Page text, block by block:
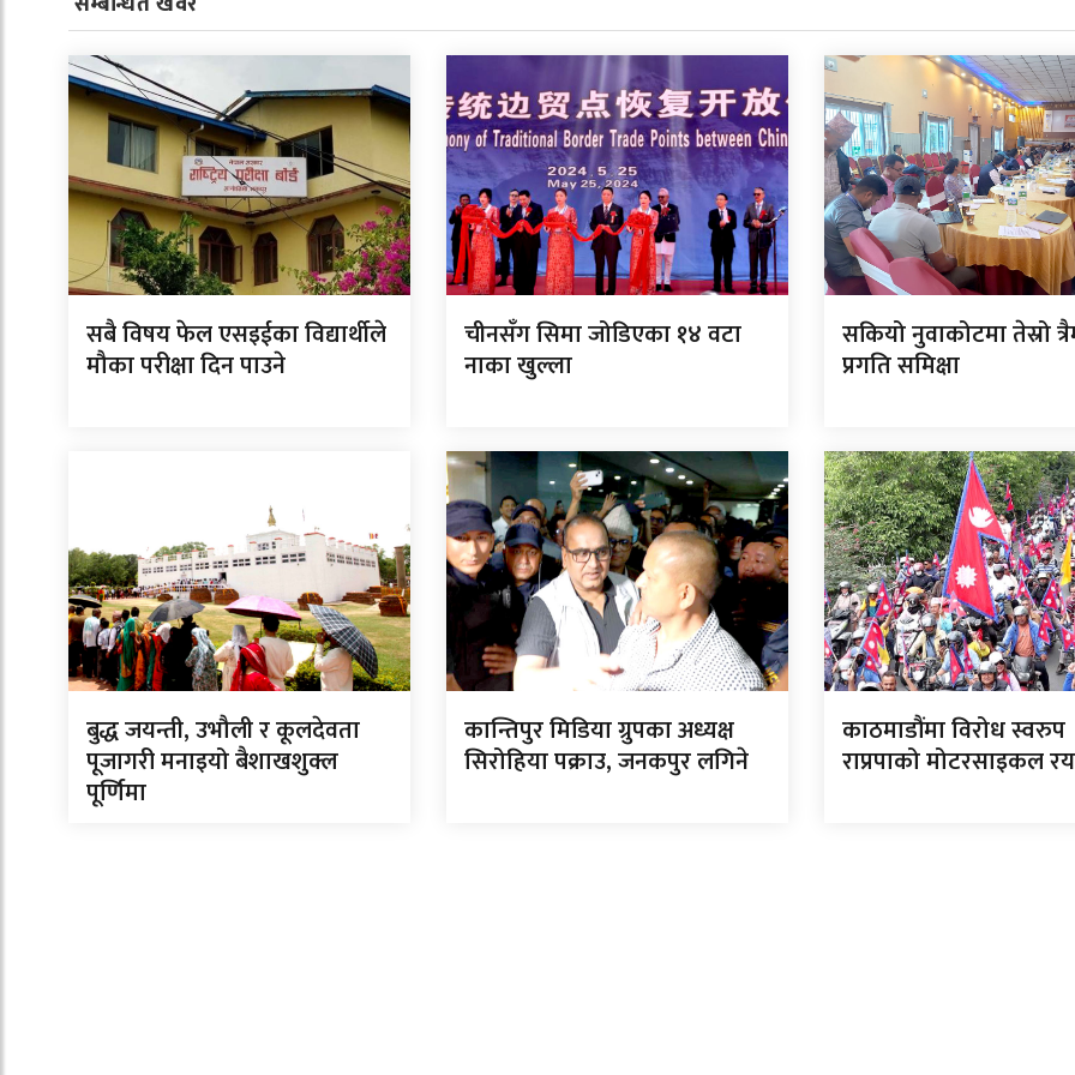
सबै विषय फेल एसइईका विद्यार्थीले
मौका परीक्षा दिन पाउने
चीनसँग सिमा जोडिएका १४ वटा
नाका खुल्ला
सकियो नुवाकोटमा तेस्रो
प्रगति समिक्षा
बुद्ध जयन्ती, उभौली र कूलदेवता
पूजागरी मनाइयो बैशाखशुक्ल
पूर्णिमा
कान्तिपुर मिडिया ग्रुपका अध्यक्ष
सिरोहिया पक्राउ, जनकपुर लगिने
काठमाडौंमा विरोध स्वरुप
राप्रपाको मोटरसाइकल